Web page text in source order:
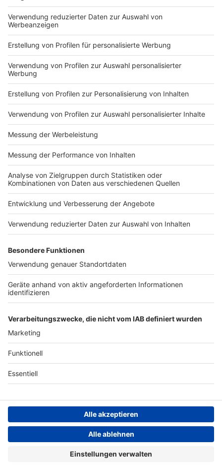
Kontaktformular
Impressum
Nutzungsbedingungen
Jobs
Presse
Archiv
Teilnahmebedingungen
Geschäftsbedingungen
ANTENNE BAYERN GROUP
Kontakt
Studio-Hotline
Werbung
Datenschutzerklärung
Cookie- und Drittanbieter-
einstellungen
Persönliche Datenkontrolle
ROCK ANTENNE
Region wechseln
ROCK ANTENNE Bayern